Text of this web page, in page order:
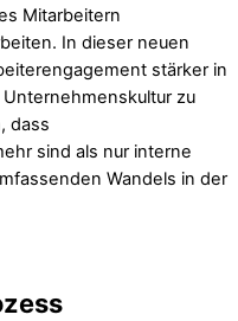
Mitarbeitern
In dieser neuen
stärker in
zu
dass
sind als nur interne
Wandels in der